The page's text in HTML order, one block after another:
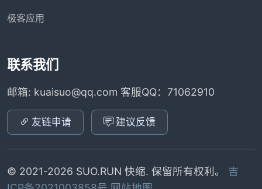
极客应用
联系我们
邮箱: kuaisuo@qq.com 客服QQ：71062910
友链申请 建议反馈
© 2021-2026 SUO.RUN 快缩. 保留所有权利。 吉